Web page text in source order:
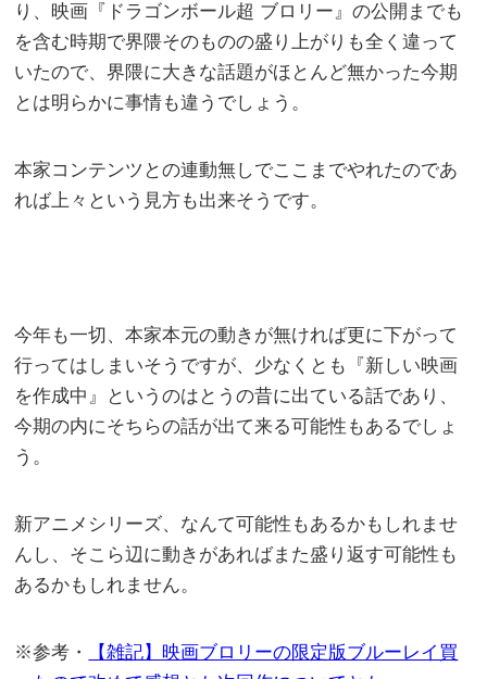
り、映画『ドラゴンボール超 ブロリー』の公開までも
を含む時期で界隈そのものの盛り上がりも全く違って
いたので、界隈に大きな話題がほとんど無かった今期
とは明らかに事情も違うでしょう。
本家コンテンツとの連動無しでここまでやれたのであ
れば上々という見方も出来そうです。
今年も一切、本家本元の動きが無ければ更に下がって
行ってはしまいそうですが、少なくとも『新しい映画
を作成中』というのはとうの昔に出ている話であり、
今期の内にそちらの話が出て来る可能性もあるでしょ
う。
新アニメシリーズ、なんて可能性もあるかもしれませ
んし、そこら辺に動きがあればまた盛り返す可能性も
あるかもしれません。
※参考・
【雑記】映画ブロリーの限定版ブルーレイ買